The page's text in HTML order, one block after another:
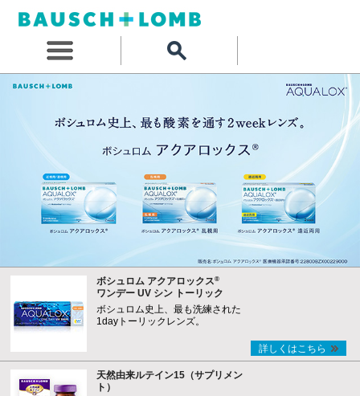
ボシュロム アクアロックス®
ワンデー UV シン トーリック
ボシュロム史上、最も洗練された
1dayトーリックレンズ。
詳しくはこちら
天然由来ルテイン15（サプリメン
ト）